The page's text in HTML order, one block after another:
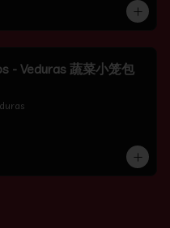
- Veduras 蔬菜小笼包